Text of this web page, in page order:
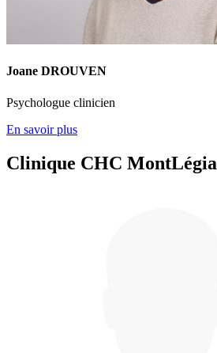
Joane DROUVEN
Psychologue clinicien
En savoir plus
Clinique CHC MontLégia